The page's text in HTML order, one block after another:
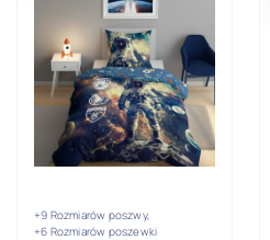
Bordowy
Brązowy
Czarny
Czerwony
Pokaż wszystkie
+9 Rozmiarów poszwy,
+6 Rozmiarów poszewki